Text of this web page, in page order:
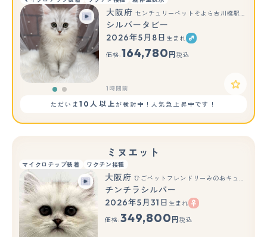
もっと見る
大阪府 センチュリーペットそよら古川橋駅前店
シルバータビー
2026年5月8日 生まれ
価格:164,780 円 税込
1時間前
ただいま10人以上が検討中！人気急上昇中です！
ミヌエット
マイクロチップ装着 ワクチン接種
もっと見る
大阪府 ひごペットフレンドリーみのおキューズモール店
チンチラシルバー
2026年5月31日 生まれ
価格:349,800 円 税込